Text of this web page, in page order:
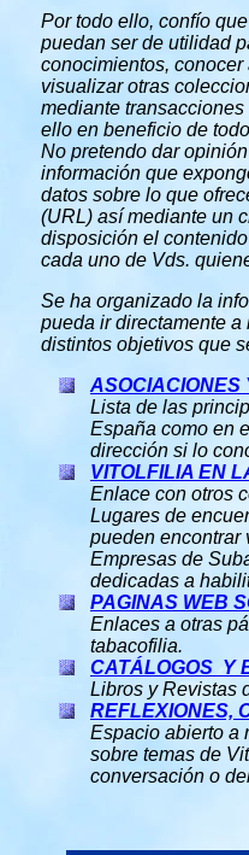
Por todo ello, confío
puedan ser de utilidad
conocimientos,
visualizar otras
mediante
ello en beneficio de
No pretendo dar
información que
datos sobre lo que
(URL) así mediante un
disposición el
cada uno de Vds.
Se ha organizado la
pueda ir directamente
distintos objetivos que
ASOCIACIONES
Lista de las
España como en
dirección si lo
VITOLFILIA EN
Enlace con otros
Lugares de
pueden encontrar
Empresas de
dedicadas a
PAGINAS WEB
Enlaces a otras
tabacofilia.
CATÁLOGOS Y
Libros y Revistas
REFLEXIONES,
Espacio abierto a
sobre temas de
conversación o